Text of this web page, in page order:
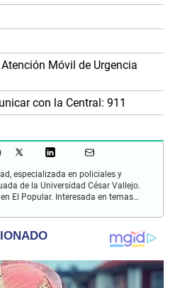
Móvil de Urgencia
con la Central: 911
especializada en policiales y
de la Universidad César Vallejo.
El Popular. Interesada en temas
doblajes.